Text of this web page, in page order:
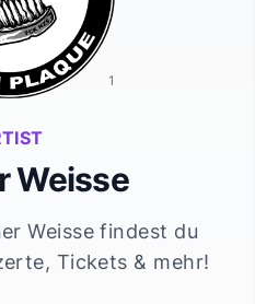
Weisse
Weisse findest du
Tickets & mehr!
1